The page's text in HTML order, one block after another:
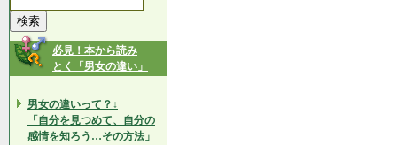
必見！本から読み
とく「男女の違い」
男女の違いって？↓
「自分を見つめて、自分の
感情を知ろう…その方法」